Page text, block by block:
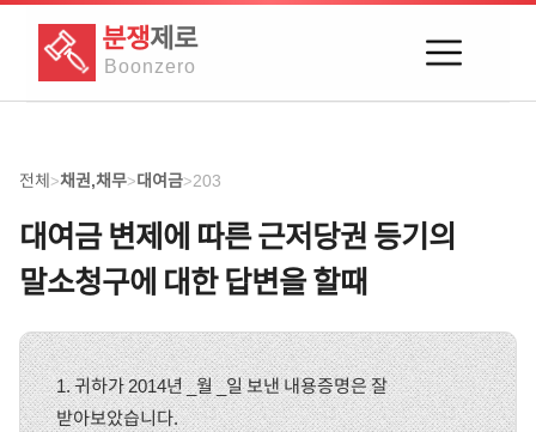
분쟁제로
Boonzero
전체>채권,채무>대여금>203
대여금 변제에 따른 근저당권 등기의
말소청구에 대한 답변을 할때
1. 귀하가 2014년 _월 _일 보낸 내용증명은 잘
받아보았습니다.